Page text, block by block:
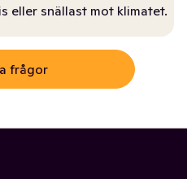
eller snällast mot klimatet.
frågor